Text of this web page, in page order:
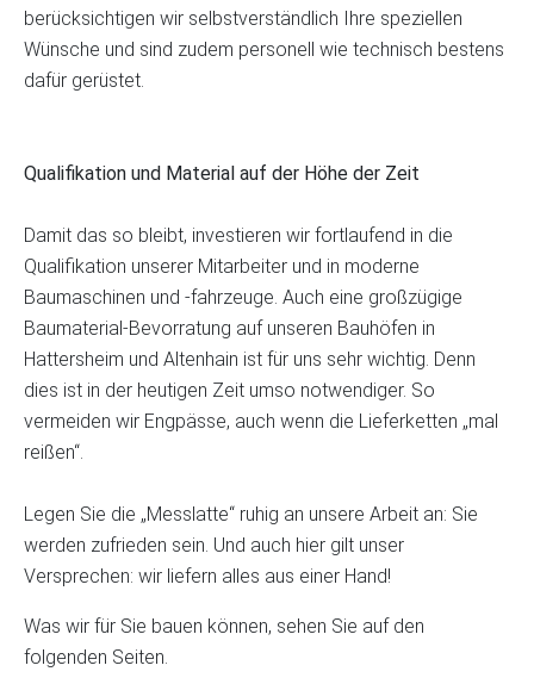
berücksichtigen wir selbstverständlich Ihre speziellen
Wünsche und sind zudem personell wie technisch bestens
dafür gerüstet.
Qualifikation und Material auf der Höhe der Zeit
Damit das so bleibt, investieren wir fortlaufend in die
Qualifikation unserer Mitarbeiter und in moderne
Baumaschinen und -fahrzeuge. Auch eine großzügige
Baumaterial-Bevorratung auf unseren Bauhöfen in
Hattersheim und Altenhain ist für uns sehr wichtig. Denn
dies ist in der heutigen Zeit umso notwendiger. So
vermeiden wir Engpässe, auch wenn die Lieferketten „mal
reißen“.
Legen Sie die „Messlatte“ ruhig an unsere Arbeit an: Sie
werden zufrieden sein. Und auch hier gilt unser
Versprechen: wir liefern alles aus einer Hand!
Was wir für Sie bauen können, sehen Sie auf den
folgenden Seiten.